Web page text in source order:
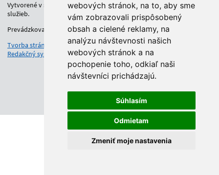
webových stránok, na to, aby sme
vám zobrazovali prispôsobený
obsah a cielené reklamy, na
analýzu návštevnosti našich
webových stránok a na
pochopenie toho, odkiaľ naši
návštevníci prichádzajú.
Súhlasím
Odmietam
Zmeniť moje nastavenia
Vytvorené v súlade s Jednotným dizajn manuálom elektronických
služieb.
Prevádzkovateľom služby je Regionálny úrad školskej správy.
Tvorba stránok
: Aglo Solutions
Redakčný systém
: SysCom